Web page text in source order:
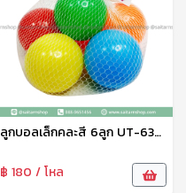
ลูกบอลเล็กคละสี 6ลูก UT-6329/2 UNT
฿ 180 / โหล